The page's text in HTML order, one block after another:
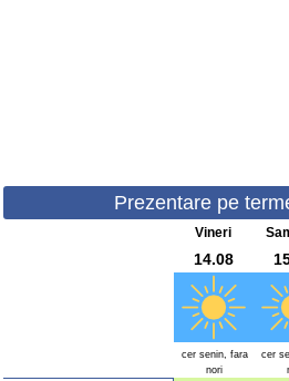
Prezentare pe
Vineri
14.08
cer senin, fara
nori
cer